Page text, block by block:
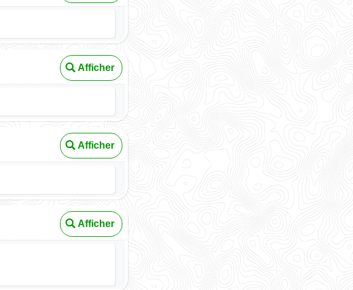
Afficher
Afficher
Afficher